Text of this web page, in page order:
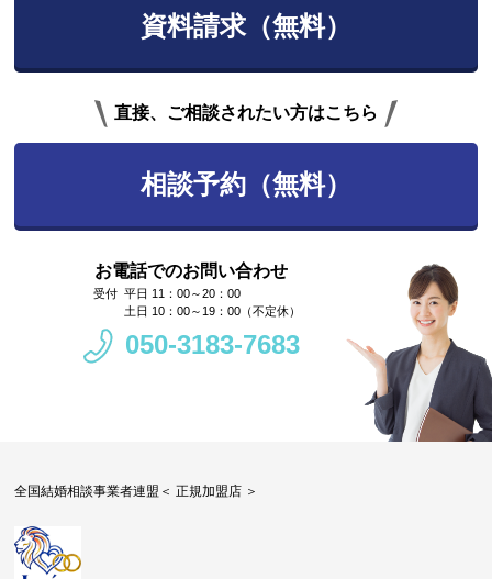
資料請求（無料）
直接、ご相談されたい方はこちら
相談予約（無料）
お電話でのお問い合わせ
平日 11：00～20：00
土日 10：00～19：00（不定休）
050-3183-7683
全国結婚相談事業者連盟＜ 正規加盟店 ＞